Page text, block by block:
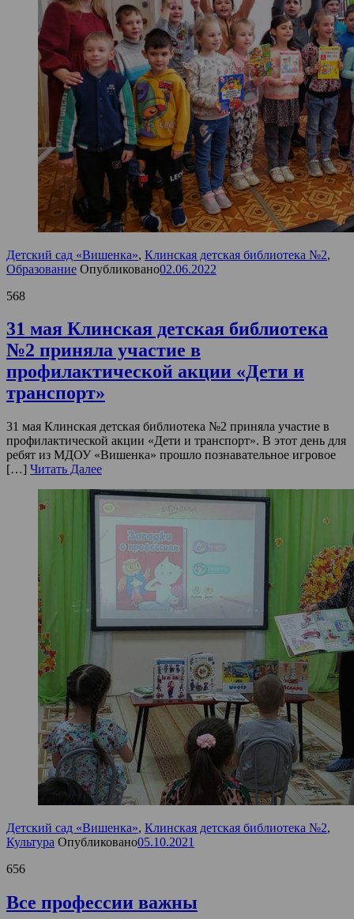
Детский сад «Вишенка», Клинская детская библиотека №2,
Образование Опубликовано02.06.2022
568
31 мая Клинская детская библиотека
№2 приняла участие в
профилактической акции «Дети и
транспорт»
31 мая Клинская детская библиотека №2 приняла участие в
профилактической акции «Дети и транспорт». В этот день для
ребят из МДОУ «Вишенка» прошло познавательное игровое
[…] Читать Далее
Детский сад «Вишенка», Клинская детская библиотека №2,
Культура Опубликовано05.10.2021
656
Все профессии важны